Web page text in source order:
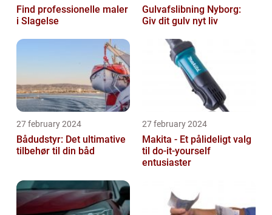
Find professionelle maler
i Slagelse
Gulvafslibning Nyborg:
Giv dit gulv nyt liv
27 february 2024
Bådudstyr: Det ultimative
tilbehør til din båd
27 february 2024
Makita - Et pålideligt valg
til do-it-yourself
entusiaster